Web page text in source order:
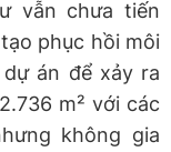
vẫn chưa tiến
phục hồi môi
án để xảy ra
m² với các
không gia